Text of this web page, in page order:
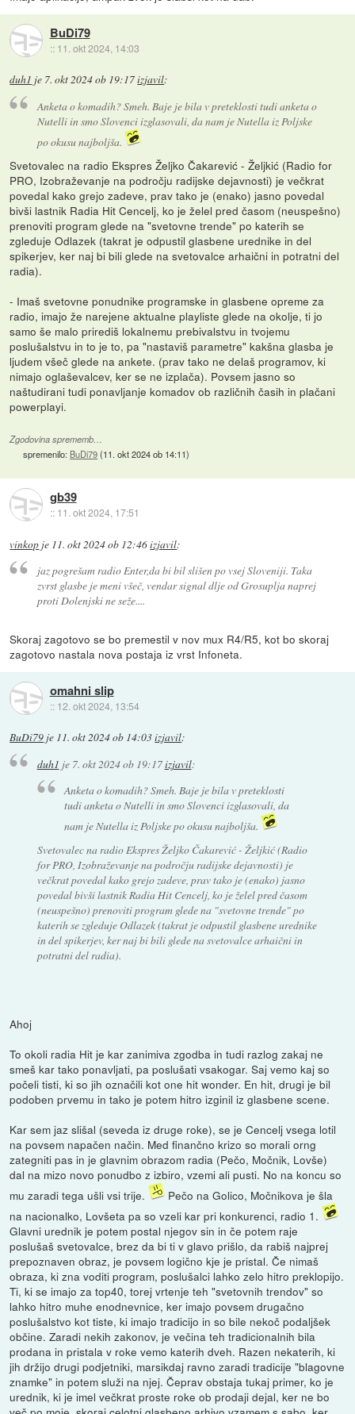
BuDi79
:: 11. okt 2024, 14:03
duh1 je 7. okt 2024 ob 19:17izjavil:
Anketa o komadih? Smeh. Baje je bila v preteklosti tudi anketa o
Nutelli in smo Slovenci izglasovali, da nam je Nutella iz Poljske
po okusu najboljša.
Svetovalec na radio Ekspres Željko Čakarević - Željkić (Radio for
PRO, Izobraževanje na področju radijske dejavnosti) je večkrat
povedal kako grejo zadeve, prav tako je (enako) jasno povedal
bivši lastnik Radia Hit Cencelj, ko je želel pred časom (neuspešno)
prenoviti program glede na "svetovne trende" po katerih se
zgleduje Odlazek (takrat je odpustil glasbene urednike in del
spikerjev, ker naj bi bili glede na svetovalce arhaični in potratni del
radia).
- Imaš svetovne ponudnike programske in glasbene opreme za
radio, imajo že narejene aktualne playliste glede na okolje, ti jo
samo še malo prirediš lokalnemu prebivalstvu in tvojemu
poslušalstvu in to je to, pa "nastaviš parametre" kakšna glasba je
ljudem všeč glede na ankete. (prav tako ne delaš programov, ki
nimajo oglaševalcev, ker se ne izplača). Povsem jasno so
naštudirani tudi ponavljanje komadov ob različnih časih in plačani
powerplayi.
Zgodovina sprememb…
spremenilo: BuDi79(11. okt 2024 ob 14:11)
gb39
:: 11. okt 2024, 17:51
vinkop je 11. okt 2024 ob 12:46izjavil:
jaz pogrešam radio Enter,da bi bil slišen po vsej Sloveniji. Taka
zvrst glasbe je meni všeč, vendar signal dlje od Grosuplja naprej
proti Dolenjski ne seže....
Skoraj zagotovo se bo premestil v nov mux R4/R5, kot bo skoraj
zagotovo nastala nova postaja iz vrst Infoneta.
omahni slip
:: 12. okt 2024, 13:54
BuDi79 je 11. okt 2024 ob 14:03izjavil:
duh1 je 7. okt 2024 ob 19:17izjavil:
Anketa o komadih? Smeh. Baje je bila v preteklosti
tudi anketa o Nutelli in smo Slovenci izglasovali, da
nam je Nutella iz Poljske po okusu najboljša.
Svetovalec na radio Ekspres Željko Čakarević - Željkić (Radio
for PRO, Izobraževanje na področju radijske dejavnosti) je
večkrat povedal kako grejo zadeve, prav tako je (enako) jasno
povedal bivši lastnik Radia Hit Cencelj, ko je želel pred časom
(neuspešno) prenoviti program glede na "svetovne trende" po
katerih se zgleduje Odlazek (takrat je odpustil glasbene urednike
in del spikerjev, ker naj bi bili glede na svetovalce arhaični in
potratni del radia).
Ahoj
To okoli radia Hit je kar zanimiva zgodba in tudi razlog zakaj ne
smeš kar tako ponavljati, pa poslušati vsakogar. Saj vemo kaj so
počeli tisti, ki so jih označili kot one hit wonder. En hit, drugi je bil
podoben prvemu in tako je potem hitro izginil iz glasbene scene.
Kar sem jaz slišal (seveda iz druge roke), se je Cencelj vsega lotil
na povsem napačen način. Med finančno krizo so morali orng
zategniti pas in je glavnim obrazom radia (Pečo, Močnik, Lovše)
dal na mizo novo ponudbo z izbiro, vzemi ali pusti. No na koncu so
mu zaradi tega ušli vsi trije.
Pečo na Golico, Močnikova je šla
na nacionalko, Lovšeta pa so vzeli kar pri konkurenci, radio 1.
Glavni urednik je potem postal njegov sin in če potem raje
poslušaš svetovalce, brez da bi ti v glavo prišlo, da rabiš najprej
prepoznaven obraz, je povsem logično kje je pristal. Če nimaš
obraza, ki zna voditi program, poslušalci lahko zelo hitro preklopijo.
Ti, ki se imajo za top40, torej vrtenje teh "svetovnih trendov" so
lahko hitro muhe enodnevnice, ker imajo povsem drugačno
poslušalstvo kot tiste, ki imajo tradicijo in so bile nekoč podaljšek
občine. Zaradi nekih zakonov, je večina teh tradicionalnih bila
prodana in pristala v roke vemo katerih dveh. Razen nekaterih, ki
jih držijo drugi podjetniki, marsikdaj ravno zaradi tradicije "blagovne
znamke" in potem služi na njej. Čeprav obstaja tukaj primer, ko je
urednik, ki je imel večkrat proste roke ob prodaji dejal, ker ne bo